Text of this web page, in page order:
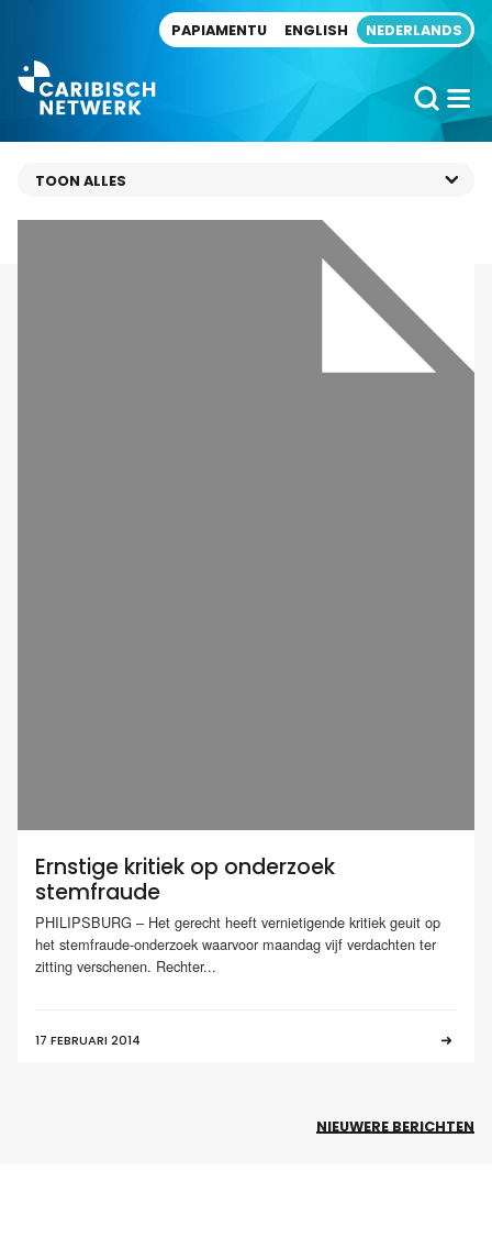
PAPIAMENTU ENGLISH NEDERLANDS
Ernstige kritiek op onderzoek
stemfraude
PHILIPSBURG – Het gerecht heeft vernietigende kritiek geuit op
het stemfraude-onderzoek waarvoor maandag vijf verdachten ter
zitting verschenen. Rechter...
17 FEBRUARI 2014
NIEUWERE BERICHTEN